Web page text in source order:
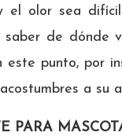
olor sea difícil
saber de dónde
este punto, por
a su
PARA